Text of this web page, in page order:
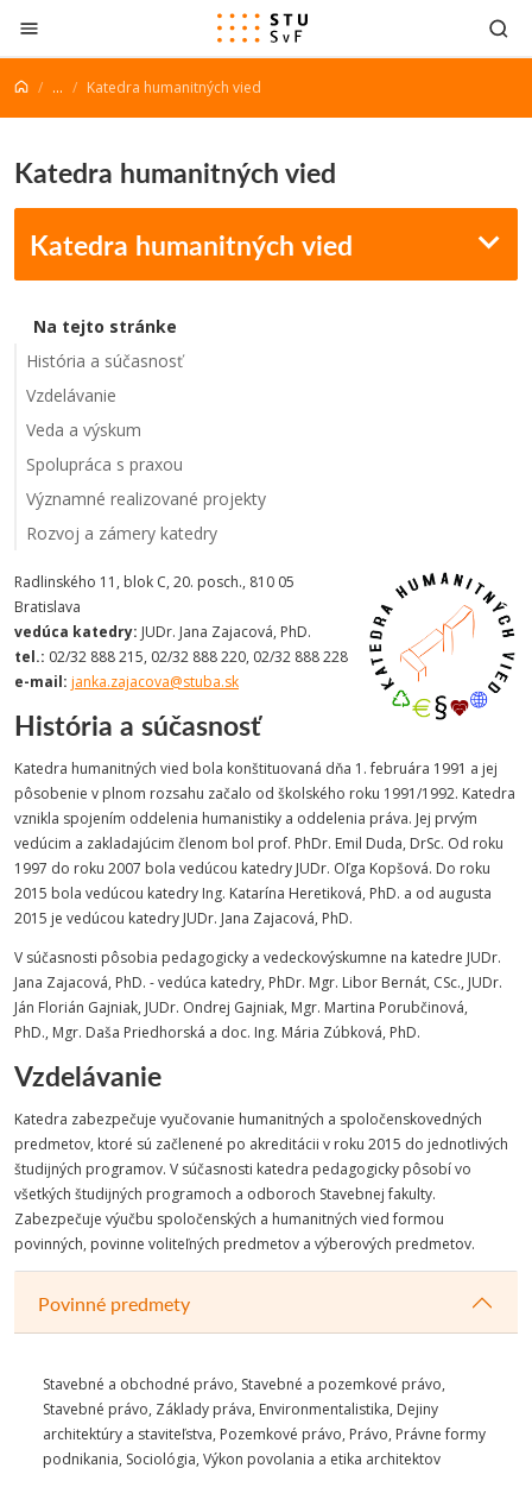
Prejsť na obsah
... Katedra humanitných vied
Katedra humanitných vied
Katedra humanitných vied
Na tejto stránke
História a súčasnosť
Vzdelávanie
Veda a výskum
Spolupráca s praxou
Významné realizované projekty
Rozvoj a zámery katedry
Radlinského 11, blok C, 20. posch., 810 05
Bratislava
vedúca katedry: JUDr. Jana Zajacová, PhD.
tel.: 02/32 888 215, 02/32 888 220, 02/32 888 228
e-mail: janka.zajacova@stuba.sk
História a súčasnosť
Katedra humanitných vied bola konštituovaná dňa 1. februára 1991 a jej
pôsobenie v plnom rozsahu začalo od školského roku 1991/1992. Katedra
vznikla spojením oddelenia humanistiky a oddelenia práva. Jej prvým
vedúcim a zakladajúcim členom bol prof. PhDr. Emil Duda, DrSc. Od roku
1997 do roku 2007 bola vedúcou katedry JUDr. Oľga Kopšová. Do roku
2015 bola vedúcou katedry Ing. Katarína Heretiková, PhD. a od augusta
2015 je vedúcou katedry JUDr. Jana Zajacová, PhD.
V súčasnosti pôsobia pedagogicky a vedeckovýskumne na katedre JUDr.
Jana Zajacová, PhD. - vedúca katedry, PhDr. Mgr. Libor Bernát, CSc., JUDr.
Ján Florián Gajniak, JUDr. Ondrej Gajniak, Mgr. Martina Porubčinová,
PhD., Mgr. Daša Priedhorská a doc. Ing. Mária Zúbková, PhD.
Vzdelávanie
Katedra zabezpečuje vyučovanie humanitných a spoločenskovedných
predmetov, ktoré sú začlenené po akreditácii v roku 2015 do jednotlivých
študijných programov. V súčasnosti katedra pedagogicky pôsobí vo
všetkých študijných programoch a odboroch Stavebnej fakulty.
Zabezpečuje výučbu spoločenských a humanitných vied formou
povinných, povinne voliteľných predmetov a výberových predmetov.
Povinné predmety
Stavebné a obchodné právo, Stavebné a pozemkové právo,
Stavebné právo, Základy práva, Environmentalistika, Dejiny
architektúry a staviteľstva, Pozemkové právo, Právo, Právne formy
podnikania, Sociológia, Výkon povolania a etika architektov